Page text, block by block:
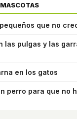
que no
las pulgas y las
en los gatos
perro para que no